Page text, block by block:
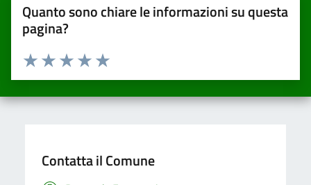
Quanto sono chiare le informazioni su questa
pagina?
Valuta da 1 a 5 stelle la pagina
Valuta 5 stelle su 5
Valuta 4 stelle su 5
Valuta 3 stelle su 5
Valuta 2 stelle su 5
Valuta una stella su 5
Contatta il Comune